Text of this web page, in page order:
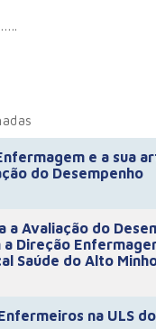
e a sua
do Desempenho
a Avaliação do
a Direção
Saúde do Alto
na ULS